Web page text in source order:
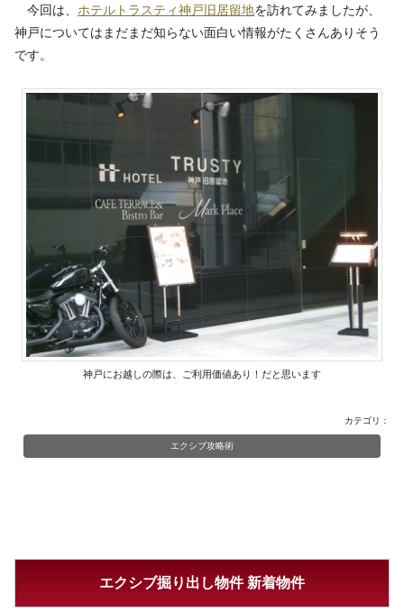
今回は、 ホテルトラスティ神戸旧居留地を訪れてみましたが、
神戸についてはまだまだ知らない面白い情報がたくさんありそう
です。
神戸にお越しの際は、ご利用価値あり！だと思います
カテゴリ：
エクシブ攻略術
エクシブ掘り出し物件 新着物件